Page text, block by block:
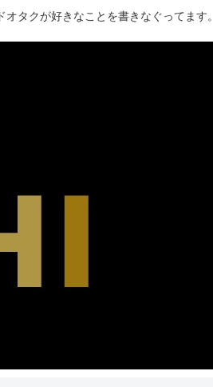
タクが好きなことを書きなぐってます。